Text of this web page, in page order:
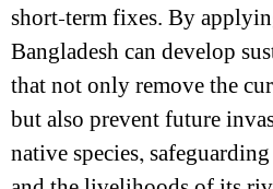
short-term fixes. By
Bangladesh can develop
that not only remove the
but also prevent future
native species,